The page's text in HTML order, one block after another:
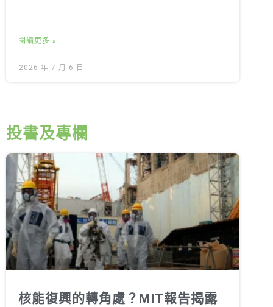
閱讀更多 »
2026 年 7 月 6 日
投書及專欄
核能復興的轉角處？MIT報告揭露